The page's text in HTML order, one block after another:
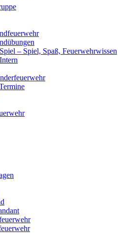
– Spiel, Spaß, Feuerwehrwissen